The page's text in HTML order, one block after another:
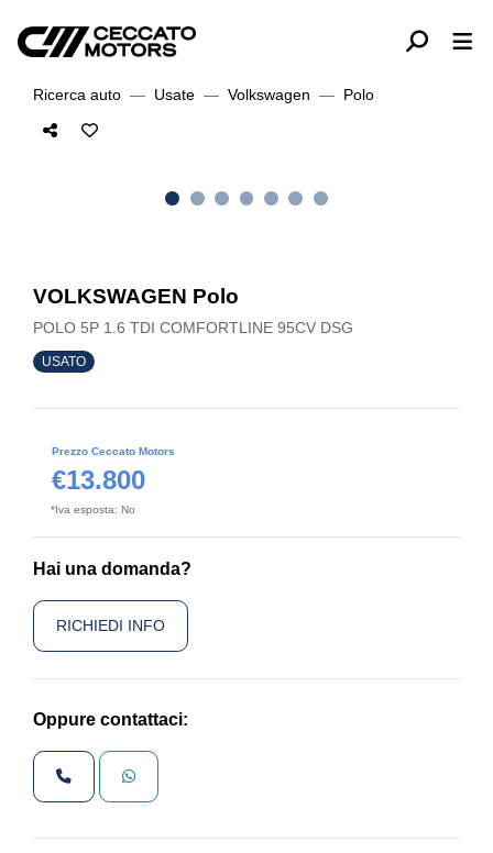
Ricerca auto Usate Volkswagen Polo
VOLKSWAGEN Polo
POLO 5P 1.6 TDI COMFORTLINE 95CV DSG
USATO
Prezzo Ceccato Motors
€13.800
*Iva esposta: No
Hai una domanda?
RICHIEDI INFO
Oppure contattaci: